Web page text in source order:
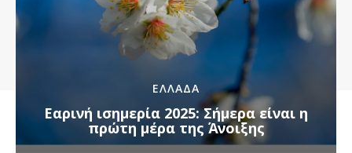
ΕΛΛΑΔΑ
Εαρινή ισημερία 2025: Σήμερα είναι η
πρώτη μέρα της Άνοιξης